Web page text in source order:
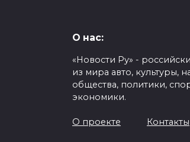
О нас:
«Новости Ру» -
из мира авто, культуры,
общества, политики,
экономики.
О проекте Контакты